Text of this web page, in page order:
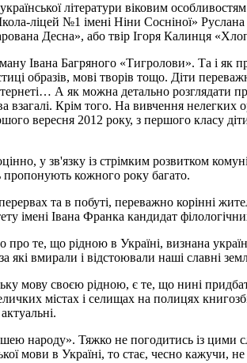
літератури віковим
ліцей №1 імені Ніни Сосніної»
Десна», або твір Ігоря Калинця
Івана Багряного «Тигролови». Та і як
образів, мові творів тощо. Діти
А як можна детально розглядати
Крім того. На вивчення нелегких
вересня 2012 року, з першого класу
у зв'язку із стрімким розвитком
пропонують кожного року багато.
та в побуті, переважно корінні
імені Івана Франка кандидат
те, що рідною в Україні, визнана
вмирали і відстоювали наші славні
мову своєю рідною, є те, що нині
містах і селищах на полицях
народу». Тяжко не погодитись із цими
мови в Україні, то стає, чесно кажучи,